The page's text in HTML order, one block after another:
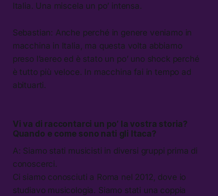
Italia. Una miscela un po’ intensa.
Sebastian: Anche perché in genere veniamo in
macchina in Italia, ma questa volta abbiamo
preso l’aereo ed è stato un po’ uno shock perché
è tutto più veloce. In macchina fai in tempo ad
abituarti.
Vi va di raccontarci un po’ la vostra storia?
Quando e come sono nati gli Itaca?
A: Siamo stati musicisti in diversi gruppi prima di
conoscerci.
Ci siamo conosciuti a Roma nel 2012, dove io
studiavo musicologia. Siamo stati una coppia